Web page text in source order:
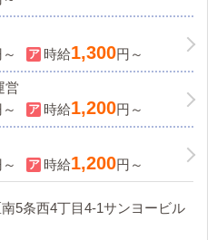
時給1,300円～
営
時給1,200円～
時給1,200円～
5条西4丁目4-1サンヨービル